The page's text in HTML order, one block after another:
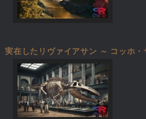
実在したリヴァイアサン ～ コッホ・